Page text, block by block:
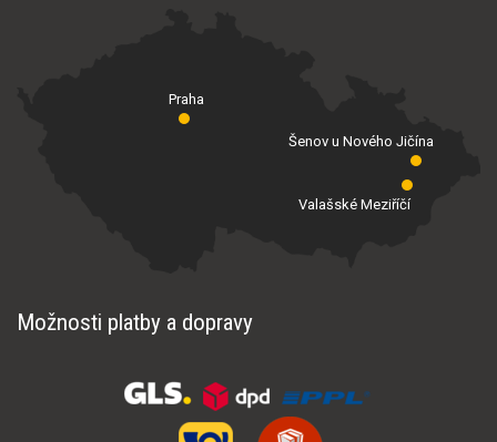
Praha
Valašské Meziříčí
Šenov u Nového Jičína
Možnosti platby a dopravy